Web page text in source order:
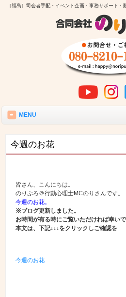
［福島］司会者手配・イベント企画・事務サポート
MENU
今週のお花
皆さん、こんにちは。
のりぷろ＠行動心理士MCのりさんです。
今週のお花。
※ブログ更新しました。
お時間が有る時にご覧いただければ幸いで
本文は、下記↓↓↓をクリックしご確認を
今週のお花